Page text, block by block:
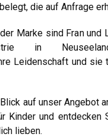
die auf Anfrage
Marke sind Fran und
in
Leidenschaft und sie
auf unser Angebot
Kinder und entdecken
lieben.